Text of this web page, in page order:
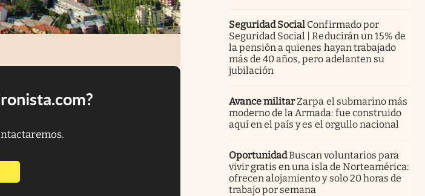
en nueva pestaña
Seguridad Social Confirmado por
Seguridad Social | Reducirán un 15% de
la pensión a quienes hayan trabajado
más de 40 años, pero adelanten su
jubilación
Avance militarZarpa el submarino más
moderno de la Armada: fue construido
aquí en el país y es el orgullo nacional
OportunidadBuscan voluntarios para
vivir gratis en una isla de Norteamérica:
ofrecen alojamiento y solo 20 horas de
trabajo por semana